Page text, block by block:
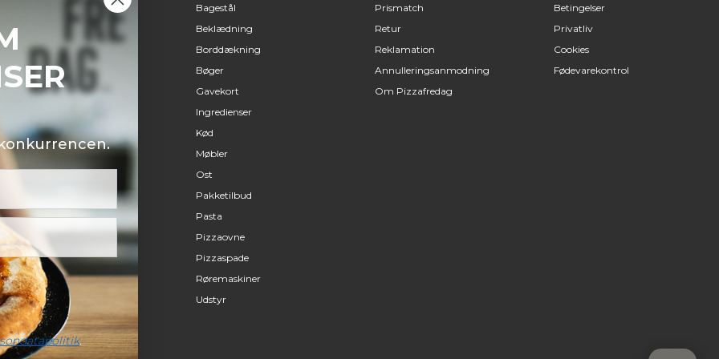
Bagestål
Beklædning
Borddækning
Bøger
Gavekort
Ingredienser
Kød
Møbler
Ost
Pakketilbud
Pasta
Pizzaovne
Pizzaspade
Røremaskiner
Udstyr
Prismatch
Retur
Reklamation
Annulleringsanmodning
Om Pizzafredag
Betingelser
Privatliv
Cookies
Fødevarekontrol
.